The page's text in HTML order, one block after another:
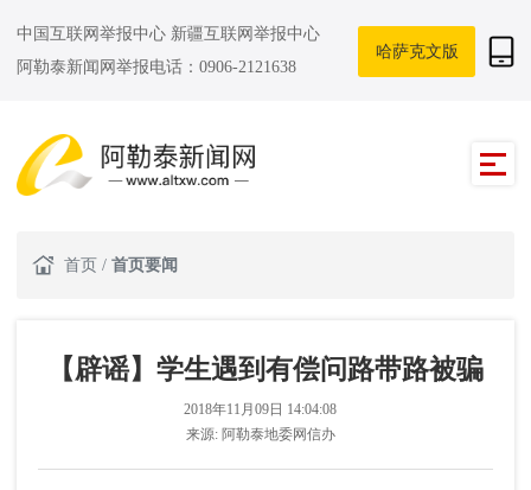
中国互联网举报中心 新疆互联网举报中心
阿勒泰新闻网举报电话：0906-2121638
哈萨克文版
首页 / 首页要闻
【辟谣】学生遇到有偿问路带路被骗
2018年11月09日 14:04:08
来源: 阿勒泰地委网信办